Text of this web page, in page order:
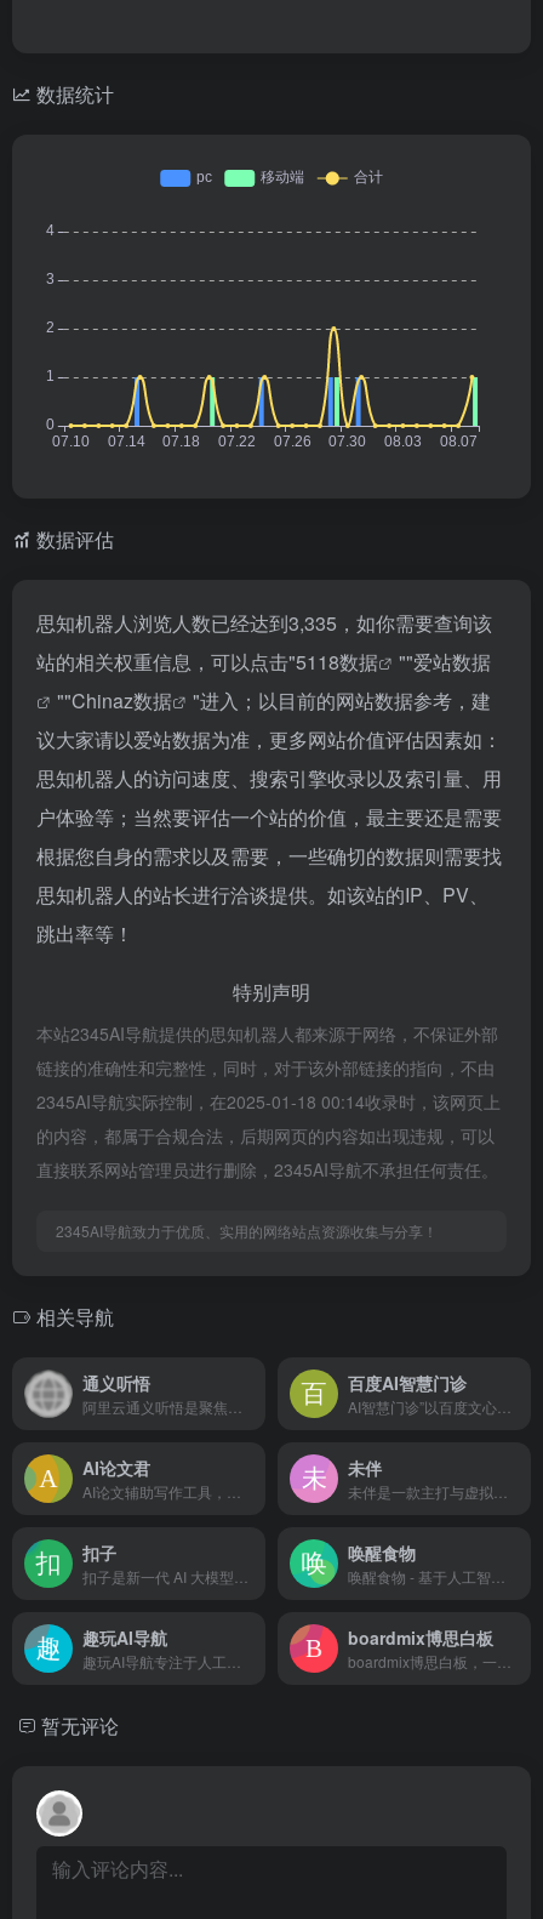
数据统计
数据评估
思知机器人浏览人数已经达到3,335，如你需要查询该
站的相关权重信息，可以点击"5118数据 ""爱站数据
""Chinaz数据
"进入；以目前的网站数据参考，建
议大家请以爱站数据为准，更多网站价值评估因素如：
思知机器人的访问速度、搜索引擎收录以及索引量、用
户体验等；当然要评估一个站的价值，最主要还是需要
根据您自身的需求以及需要，一些确切的数据则需要找
思知机器人的站长进行洽谈提供。如该站的IP、PV、
跳出率等！
特别声明
本站2345AI导航提供的思知机器人都来源于网络，不保证外部
链接的准确性和完整性，同时，对于该外部链接的指向，不由
2345AI导航实际控制，在2025-01-18 00:14收录时，该网页上
的内容，都属于合规合法，后期网页的内容如出现违规，可以
直接联系网站管理员进行删除，2345AI导航不承担任何责任。
2345AI导航致力于优质、实用的网络站点资源收集与分享！
相关导航
通义听悟 百度AI智慧门诊
AI论文君 未伴
扣子 唤醒食物
趣玩AI导航 boardmix博思白板
暂无评论